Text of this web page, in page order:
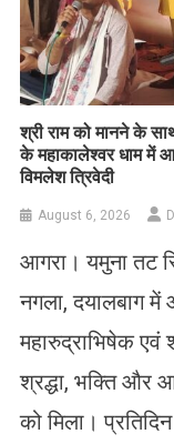
​श्री राम को मानने के
के महाकालेश्वर धाम में
विमलेश त्रिवेदी
August 6, 2026
आगरा। यमुना तट
नगला, दयालबाग में
महारुद्राभिषेक एवं
श्रद्धा, भक्ति और
को मिला।